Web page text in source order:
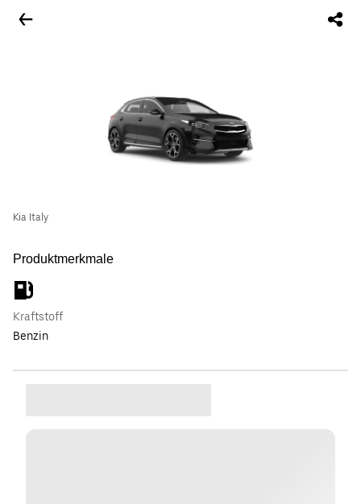
Kia Italy
Produktmerkmale
Kraftstoff
Benzin